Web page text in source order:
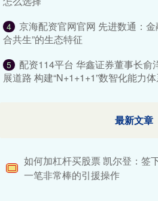
4
京海配资官网官网 先进数通：
合共生”的生态特征
5
配资114平台 华鑫证券董事长俞
展道路 构建“N+1+1+1”数智化能力
最新文章
如何加杠杆买股票 凯尔登：签
一笔非常棒的引援操作